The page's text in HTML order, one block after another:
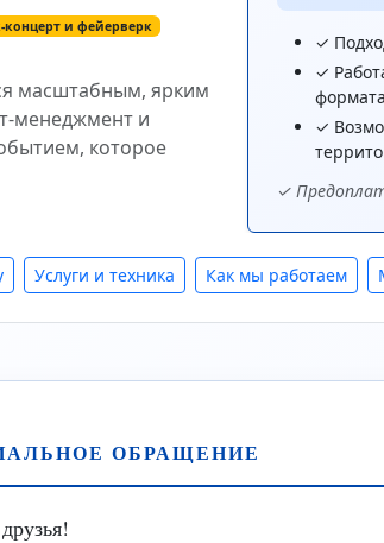
концерт и фейерверк
масштабным, ярким
менеджмент и
которое
✓
✓
✓
✓
Услуги и техника Как мы работаем
ОБРАЩЕНИЕ